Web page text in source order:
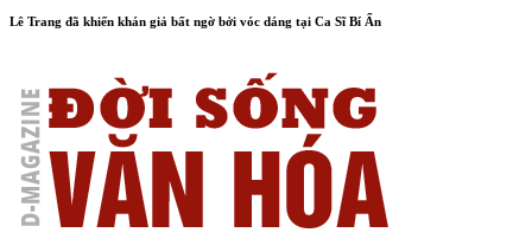
Lê Trang đã khiến khán giả bất ngờ bởi vóc dáng tại Ca Sĩ Bí Ẩn